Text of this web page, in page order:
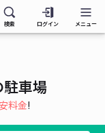
検索 ログイン メニュー
駐車場
料金!